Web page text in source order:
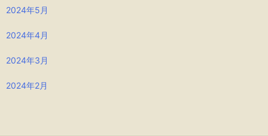
2024年5月
2024年4月
2024年3月
2024年2月